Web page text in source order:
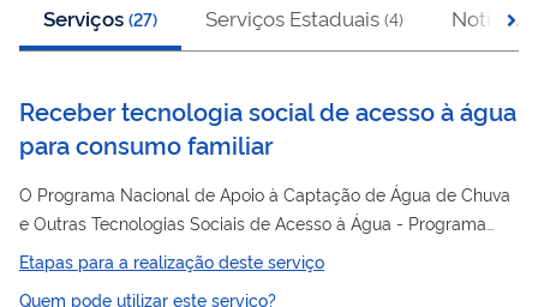
Serviços (27) Serviços Estaduais (4) Notícias
Receber tecnologia social de acesso à água
para consumo familiar
O Programa Nacional de Apoio à Captação de Água de Chuva
e Outras Tecnologias Sociais de Acesso à Água - Programa
Cisternas tem como finalidade promover o acesso à água para
Etapas para a realização deste serviço
Quem pode utilizar este serviço?